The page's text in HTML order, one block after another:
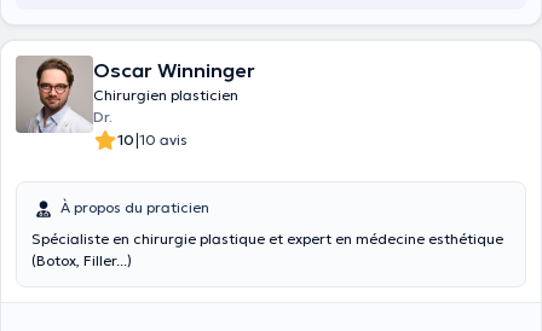
Oscar Winninger
Chirurgien plasticien
Dr.
10|10 avis
À propos du praticien
Spécialiste en chirurgie plastique et expert en médecine esthétique
(Botox, Filler...)